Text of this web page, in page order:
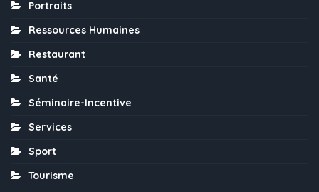
Portraits
Ressources Humaines
Restaurant
Santé
Séminaire-Incentive
Services
Sport
Tourisme